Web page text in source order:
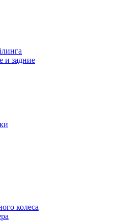
и задние
колеса